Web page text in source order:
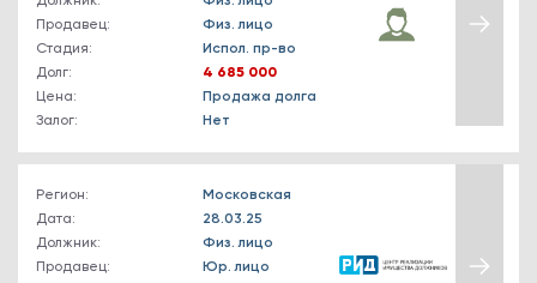
Продавец:
Физ. лицо
Стадия:
Испол. пр-во
Долг:
4 685 000
Цена:
Продажа долга
Залог:
Нет
Регион:
Московская
Дата:
28.03.25
Должник:
Физ. лицо
Продавец:
Юр. лицо